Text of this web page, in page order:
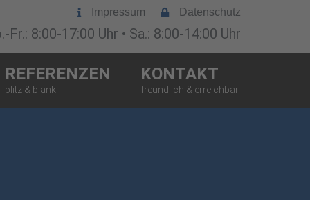
Impressum Datenschutz
Fr.: 8:00-17:00 Uhr • Sa.: 8:00-14:00 Uhr
REFERENZEN KONTAKT